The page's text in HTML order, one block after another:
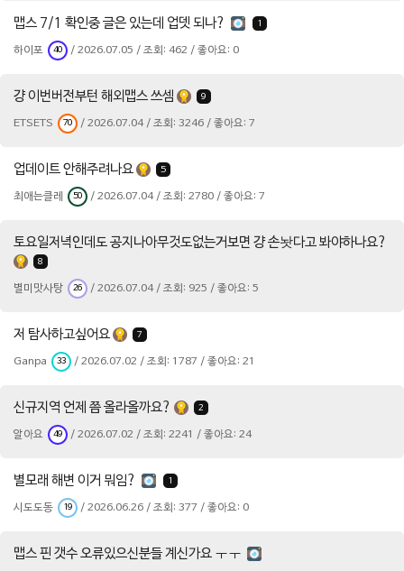
맵스 7/1 확인중 글은 있는데 업뎃 되나? 1
하이포 40 / 2026.07.05 / 조회: 462 / 좋아요: 0
걍 이번버전부턴 해외맵스 쓰셈 9
ETSETS 70 / 2026.07.04 / 조회: 3246 / 좋아요: 7
업데이트 안해주려나요 5
최애는클레 50 / 2026.07.04 / 조회: 2780 / 좋아요: 7
토요일저녁인데도 공지나아무것도없는거보면 걍 손놧다고 봐야하나요?
8
별미맛사탕 26 / 2026.07.04 / 조회: 925 / 좋아요: 5
저 탐사하고싶어요 7
Ganpa 33 / 2026.07.02 / 조회: 1787 / 좋아요: 21
신규지역 언제 쯤 올라올까요? 2
알아요 49 / 2026.07.02 / 조회: 2241 / 좋아요: 24
별모래 해변 이거 뭐임? 1
시도도동 19 / 2026.06.26 / 조회: 377 / 좋아요: 0
맵스 핀 갯수 오류있으신분들 계신가요 ㅜㅜ